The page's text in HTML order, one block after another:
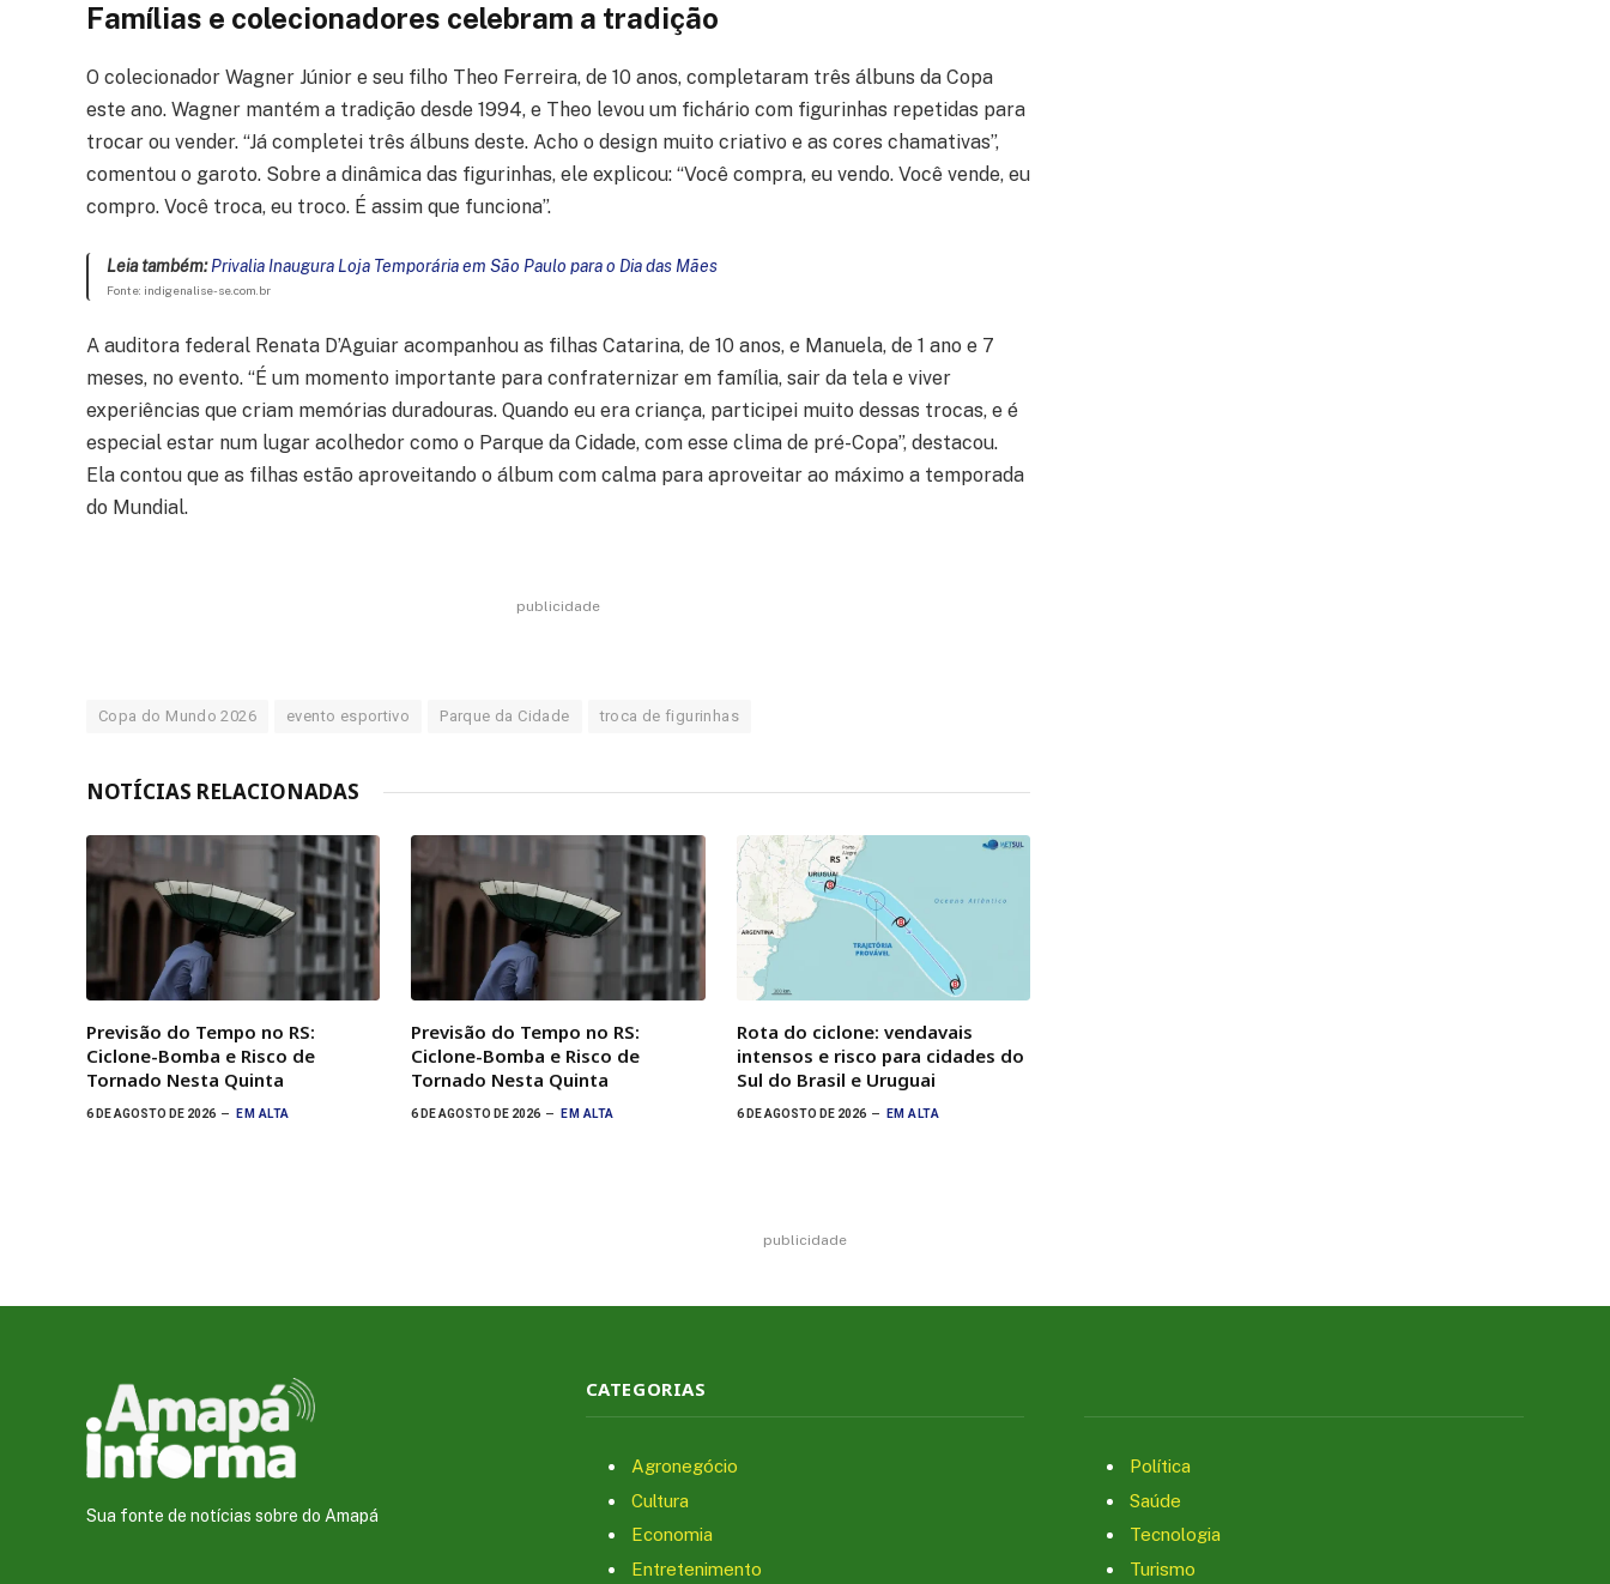
Famílias e colecionadores celebram a tradição
O colecionador Wagner Júnior e seu filho Theo Ferreira, de 10 anos, completaram três álbuns da Copa
este ano. Wagner mantém a tradição desde 1994, e Theo levou um fichário com figurinhas repetidas para
trocar ou vender. “Já completei três álbuns deste. Acho o design muito criativo e as cores chamativas”,
comentou o garoto. Sobre a dinâmica das figurinhas, ele explicou: “Você compra, eu vendo. Você vende, eu
compro. Você troca, eu troco. É assim que funciona”.
Leia também: Privalia Inaugura Loja Temporária em São Paulo para o Dia das Mães
Fonte: indigenalise-se.com.br
A auditora federal Renata D’Aguiar acompanhou as filhas Catarina, de 10 anos, e Manuela, de 1 ano e 7
meses, no evento. “É um momento importante para confraternizar em família, sair da tela e viver
experiências que criam memórias duradouras. Quando eu era criança, participei muito dessas trocas, e é
especial estar num lugar acolhedor como o Parque da Cidade, com esse clima de pré-Copa”, destacou.
Ela contou que as filhas estão aproveitando o álbum com calma para aproveitar ao máximo a temporada
do Mundial.
publicidade
Copa do Mundo 2026 evento esportivo Parque da Cidade troca de figurinhas
NOTÍCIAS RELACIONADAS
Previsão do Tempo no RS:
Ciclone-Bomba e Risco de
Tornado Nesta Quinta
6 DE AGOSTO DE 2026 EM ALTA
Previsão do Tempo no RS:
Ciclone-Bomba e Risco de
Tornado Nesta Quinta
6 DE AGOSTO DE 2026 EM ALTA
Rota do ciclone: vendavais
intensos e risco para cidades do
Sul do Brasil e Uruguai
6 DE AGOSTO DE 2026 EM ALTA
publicidade
Sua fonte de notícias sobre do Amapá
CATEGORIAS
Agronegócio
Cultura
Economia
Entretenimento
Política
Saúde
Tecnologia
Turismo